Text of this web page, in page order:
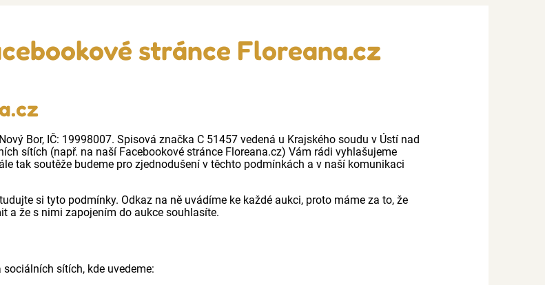
stránce Floreana.cz
Bor, IČ: 19998007. Spisová značka C 51457 vedená u Krajského soudu v Ústí nad
sítích (např. na naší Facebookové stránce Floreana.cz) Vám rádi vyhlašujeme
tak soutěže budeme pro zjednodušení v těchto podmínkách a v naší komunikaci
si tyto podmínky. Odkaz na ně uvádíme ke každé aukci, proto máme za to, že
a že s nimi zapojením do aukce souhlasíte.
sítích, kde uvedeme: